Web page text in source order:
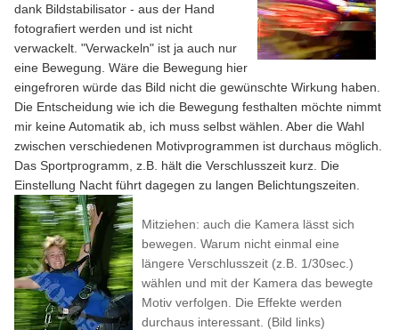
dank Bildstabilisator - aus der Hand
fotografiert werden und ist nicht
verwackelt. "Verwackeln" ist ja auch nur
eine Bewegung. Wäre die Bewegung hier
eingefroren würde das Bild nicht die gewünschte Wirkung haben.
Die Entscheidung wie ich die Bewegung festhalten möchte nimmt
mir keine Automatik ab, ich muss selbst wählen. Aber die Wahl
zwischen verschiedenen Motivprogrammen ist durchaus möglich.
Das Sportprogramm, z.B. hält die Verschlusszeit kurz. Die
Einstellung Nacht führt dagegen zu langen Belichtungszeiten.
Mitziehen: auch die Kamera lässt sich
bewegen. Warum nicht einmal eine
längere Verschlusszeit (z.B. 1/30sec.)
wählen und mit der Kamera das bewegte
Motiv verfolgen. Die Effekte werden
durchaus interessant. (Bild links)